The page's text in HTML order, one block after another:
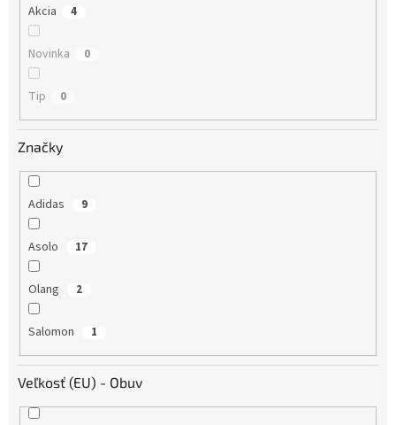
Akcia 4
Novinka 0
Tip 0
Značky
Adidas 9
Asolo 17
Olang 2
Salomon 1
Veľkosť (EU) - Obuv